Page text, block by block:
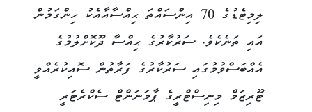
ލިމިޓެޑުގެ 70 އިންސައްތަ ޙިއްސާއާއެކު ހިންގަމުން
އައި ތަނެކެވެ. ސަރުކާރުގެ ޙިއްސާ ދޫކޮށްލުމުގެ
އެއްބަސްވުމުގައި ސަރުކާރުގެ ފަރާތުން ސޮއިކުރެއްވީ
ޓޫރިޒަމް މިނިސްޓްރީގެ ޕާމަނަންޓް ސެކްރެޓަރީ